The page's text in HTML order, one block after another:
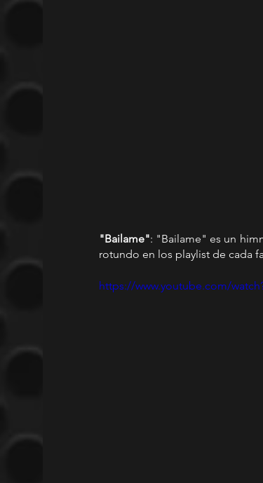
"Bailame": "Bailame" es un
rotundo en los playlist de cada
https://www.youtube.com/